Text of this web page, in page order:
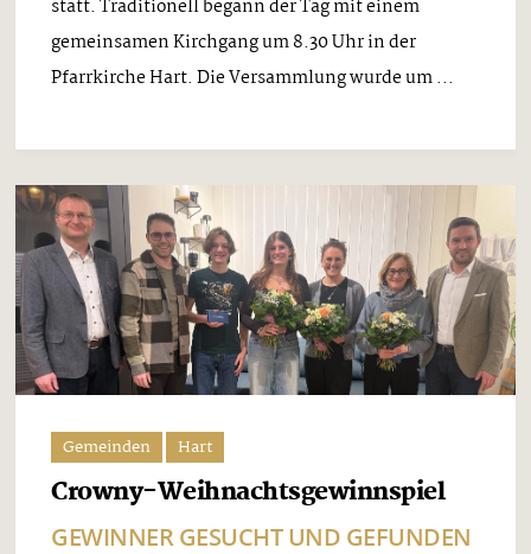
statt. Traditionell begann der Tag mit einem
gemeinsamen Kirchgang um 8.30 Uhr in der
Pfarrkirche Hart. Die Versammlung wurde um ...
Gemeinden Hart
Crowny-Weihnachtsgewinnspiel
GEWINNER GESUCHT UND GEFUNDEN